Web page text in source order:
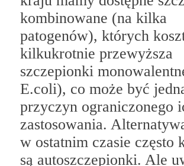
kombinowane (na kilka
patogenów), których
kilkukrotnie przewyższa
szczepionki
E.coli), co może być
przyczyn ograniczonego
zastosowania.
w ostatnim czasie często
są autoszczepionki. Ale